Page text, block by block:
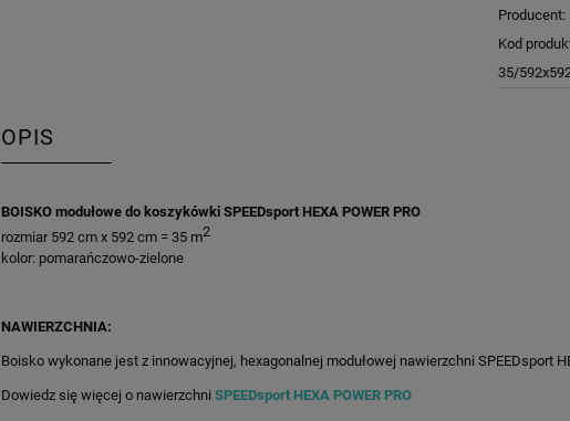
Producent:
Kod
35/
OPIS
BOISKO modułowe do koszykówki SPEEDsport HEXA POWER PRO
rozmiar 592 cm x 592 cm = 35 m2
kolor: pomarańczowo-zielone
NAWIERZCHNIA:
Boisko wykonane jest z innowacyjnej, hexagonalnej modułowej nawierzchni SPEEDsport
Dowiedz się więcej o nawierzchni SPEEDsport HEXA POWER PRO